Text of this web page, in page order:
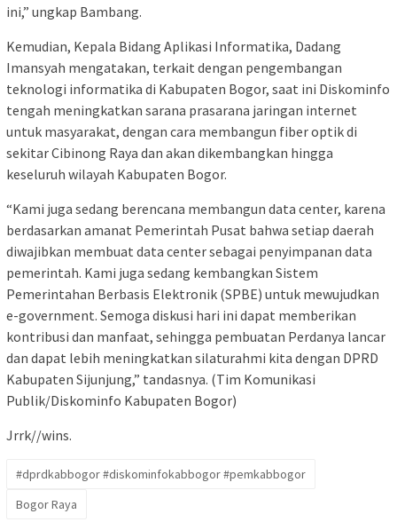
ini,” ungkap Bambang.
Kemudian, Kepala Bidang Aplikasi Informatika, Dadang
Imansyah mengatakan, terkait dengan pengembangan
teknologi informatika di Kabupaten Bogor, saat ini Diskominfo
tengah meningkatkan sarana prasarana jaringan internet
untuk masyarakat, dengan cara membangun fiber optik di
sekitar Cibinong Raya dan akan dikembangkan hingga
keseluruh wilayah Kabupaten Bogor.
“Kami juga sedang berencana membangun data center, karena
berdasarkan amanat Pemerintah Pusat bahwa setiap daerah
diwajibkan membuat data center sebagai penyimpanan data
pemerintah. Kami juga sedang kembangkan Sistem
Pemerintahan Berbasis Elektronik (SPBE) untuk mewujudkan
e-government. Semoga diskusi hari ini dapat memberikan
kontribusi dan manfaat, sehingga pembuatan Perdanya lancar
dan dapat lebih meningkatkan silaturahmi kita dengan DPRD
Kabupaten Sijunjung,” tandasnya. (Tim Komunikasi
Publik/Diskominfo Kabupaten Bogor)
Jrrk//wins.
#dprdkabbogor #diskominfokabbogor #pemkabbogor
Bogor Raya